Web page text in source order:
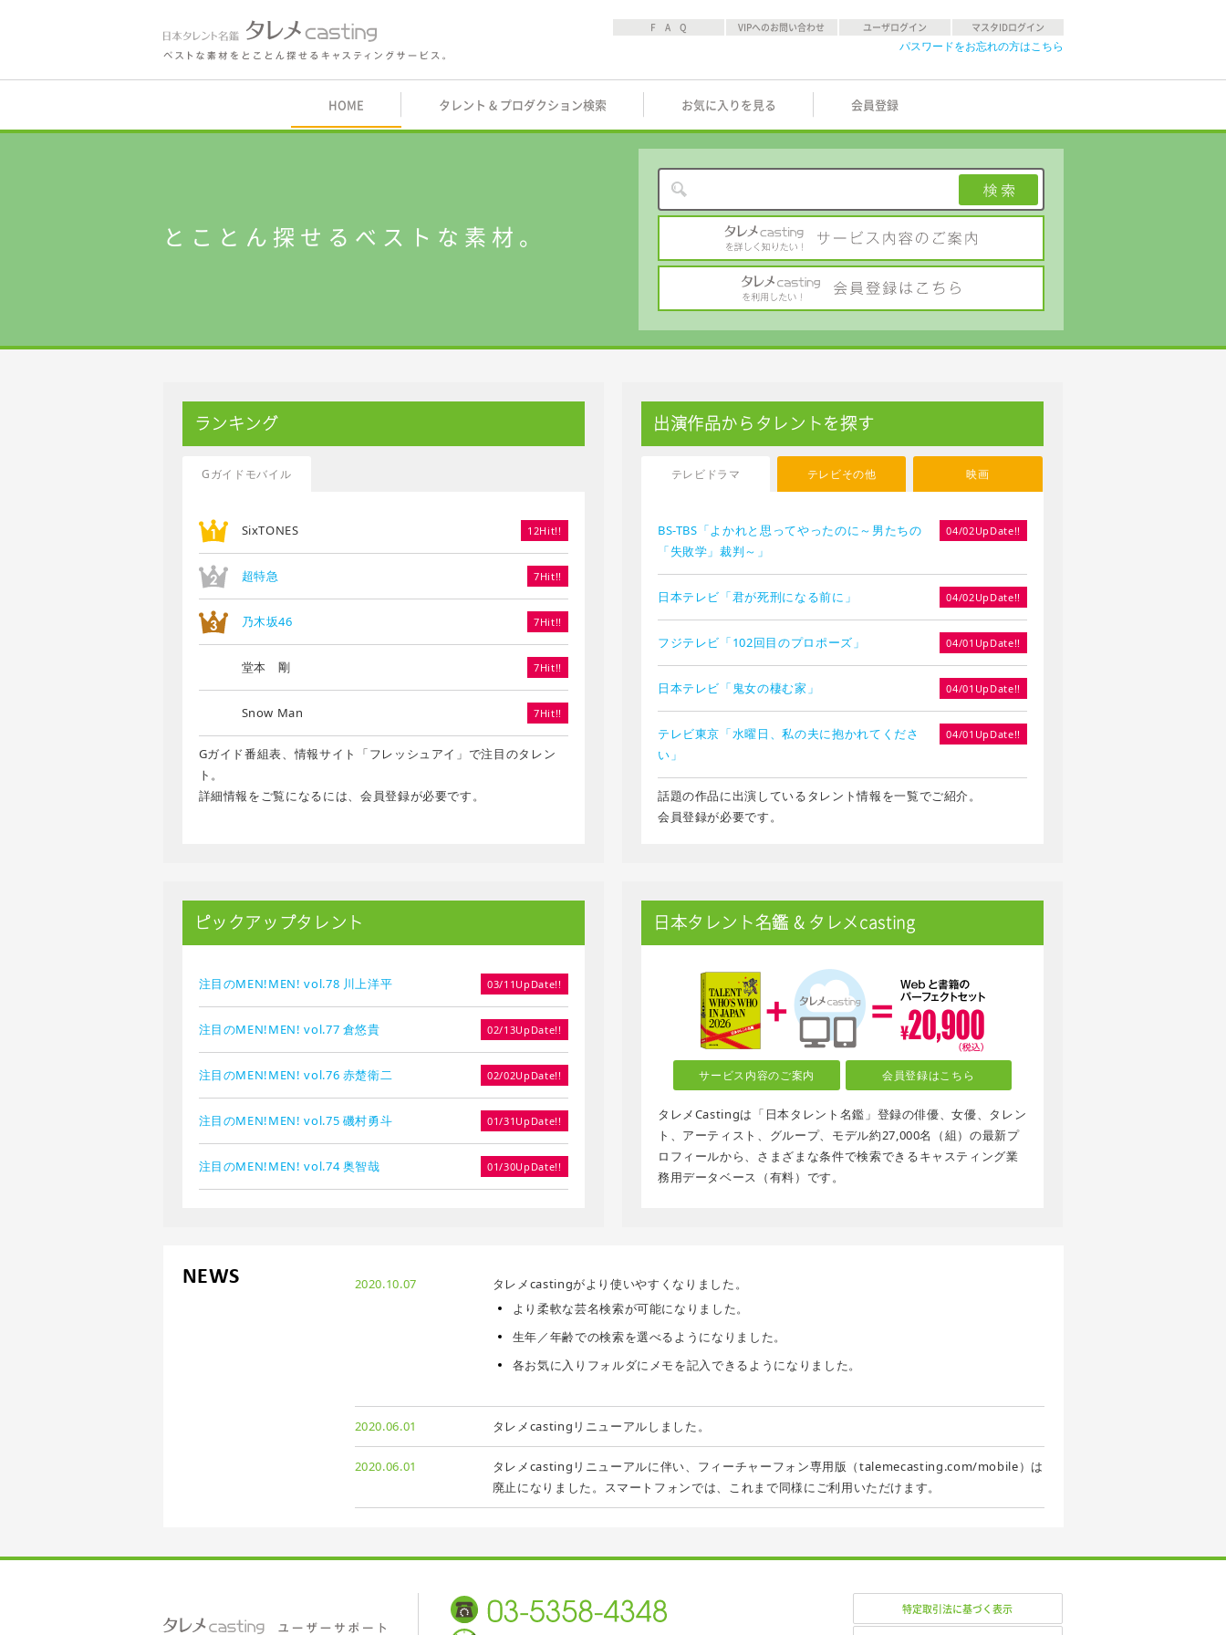
F A Q VIPへのお問い合わせ ユーザログイン マスタIDログイン
パスワードをお忘れの方はこちら
HOME タレント & プロダクション検索 お気に入りを見る 会員登録
とことん探せるベストな素材。
ランキング
Gガイドモバイル
SixTONES 12Hit!!
超特急 7Hit!!
乃木坂46 7Hit!!
堂本 剛 7Hit!!
Snow Man 7Hit!!
Gガイド番組表、情報サイト「フレッシュアイ」で注目のタレン
ト。
詳細情報をご覧になるには、会員登録が必要です。
出演作品からタレントを探す
テレビドラマ テレビその他 映画
BS-TBS「よかれと思ってやったのに～男たちの
「失敗学」裁判～」
04/02UpDate!!
日本テレビ「君が死刑になる前に」 04/02UpDate!!
フジテレビ「102回目のプロポーズ」 04/01UpDate!!
日本テレビ「鬼女の棲む家」 04/01UpDate!!
テレビ東京「水曜日、私の夫に抱かれてくださ
い」
04/01UpDate!!
話題の作品に出演しているタレント情報を一覧でご紹介。
会員登録が必要です。
ピックアップタレント
注目のMEN!MEN! vol.78 川上洋平 03/11UpDate!!
注目のMEN!MEN! vol.77 倉悠貴 02/13UpDate!!
注目のMEN!MEN! vol.76 赤楚衛二 02/02UpDate!!
注目のMEN!MEN! vol.75 磯村勇斗 01/31UpDate!!
注目のMEN!MEN! vol.74 奥智哉 01/30UpDate!!
日本タレント名鑑 & タレメcasting
サービス内容のご案内 会員登録はこちら
タレメCastingは「日本タレント名鑑」登録の俳優、女優、タレン
ト、アーティスト、グループ、モデル約27,000名（組）の最新プ
ロフィールから、さまざまな条件で検索できるキャスティング業
務用データベース（有料）です。
NEWS 2020.10.07
タレメcastingがより使いやすくなりました。
より柔軟な芸名検索が可能になりました。
生年／年齢での検索を選べるようになりました。
各お気に入りフォルダにメモを記入できるようになりました。
2020.06.01 タレメcastingリニューアルしました。
2020.06.01
タレメcastingリニューアルに伴い、フィーチャーフォン専用版（talemecasting.com/mobile）は
廃止になりました。スマートフォンでは、これまで同様にご利用いただけます。
特定取引法に基づく表示